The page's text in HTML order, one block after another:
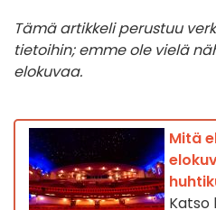
Tämä artikkeli perustuu
tietoihin; emme ole vielä
elokuvaa.
Mitä
Katso